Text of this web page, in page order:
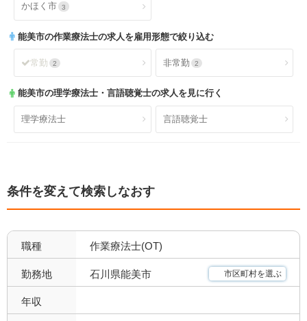
かほく市 3
能美市の作業療法士の求人を雇用形態で絞り込む
常勤 2 非常勤 2
能美市の理学療法士・言語聴覚士の求人を見に行く
理学療法士 言語聴覚士
条件を変えて検索しなおす
職種 作業療法士(OT)
勤務地 石川県能美市 市区町村を選ぶ
年収